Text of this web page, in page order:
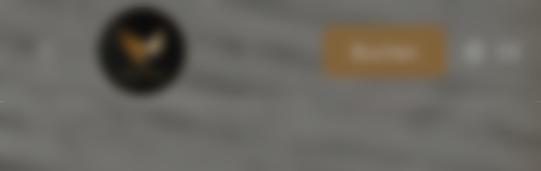
Buchen